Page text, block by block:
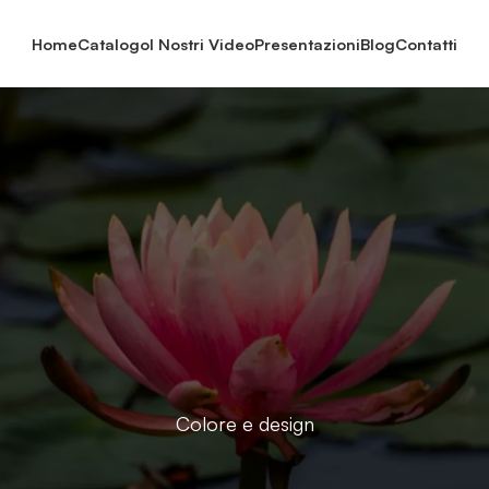
HomeCatalogoI Nostri VideoPresentazioniBlogContatti
Colore e design